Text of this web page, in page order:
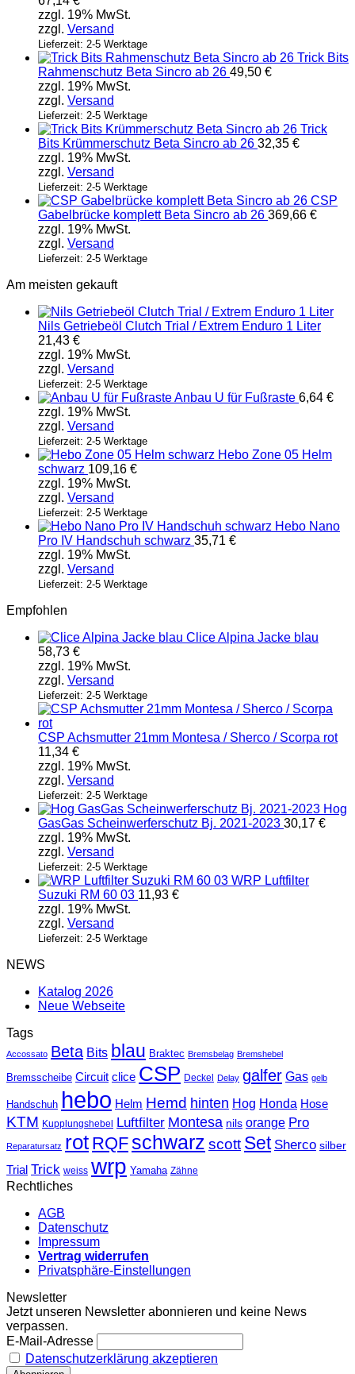
zzgl. 19% MwSt.
zzgl. Versand
Lieferzeit: 2-5 Werktage
Trick Bits
Rahmenschutz Beta Sincro ab 26 49,50 €
zzgl. 19% MwSt.
zzgl. Versand
Lieferzeit: 2-5 Werktage
Trick
Bits Krümmerschutz Beta Sincro ab 26 32,35 €
zzgl. 19% MwSt.
zzgl. Versand
Lieferzeit: 2-5 Werktage
CSP
Gabelbrücke komplett Beta Sincro ab 26 369,66 €
zzgl. 19% MwSt.
zzgl. Versand
Lieferzeit: 2-5 Werktage
Am meisten gekauft
Nils Getriebeöl Clutch Trial / Extrem Enduro 1 Liter
21,43 €
zzgl. 19% MwSt.
zzgl. Versand
Lieferzeit: 2-5 Werktage
Anbau U für Fußraste 6,64 €
zzgl. 19% MwSt.
zzgl. Versand
Lieferzeit: 2-5 Werktage
Hebo Zone 05 Helm
schwarz 109,16 €
zzgl. 19% MwSt.
zzgl. Versand
Lieferzeit: 2-5 Werktage
Hebo Nano
Pro IV Handschuh schwarz 35,71 €
zzgl. 19% MwSt.
zzgl. Versand
Lieferzeit: 2-5 Werktage
Empfohlen
Clice Alpina Jacke blau
58,73 €
zzgl. 19% MwSt.
zzgl. Versand
Lieferzeit: 2-5 Werktage
CSP Achsmutter 21mm Montesa / Sherco / Scorpa rot
11,34 €
zzgl. 19% MwSt.
zzgl. Versand
Lieferzeit: 2-5 Werktage
Hog
GasGas Scheinwerferschutz Bj. 2021-2023 30,17 €
zzgl. 19% MwSt.
zzgl. Versand
Lieferzeit: 2-5 Werktage
WRP Luftfilter
Suzuki RM 60 03 11,93 €
zzgl. 19% MwSt.
zzgl. Versand
Lieferzeit: 2-5 Werktage
NEWS
Katalog 2026
Neue Webseite
Tags
Accossato Beta Bits blau Braktec Bremsbelag Bremshebel
Bremsscheibe Circuit clice CSP Deckel Delay galfer Gas gelb
Handschuh hebo Helm Hemd hinten Hog Honda Hose
KTM Kupplungshebel Luftfilter Montesa nils orange Pro
Reparatursatz rot RQF schwarz scott Set Sherco silber
Trial Trick weiss wrp Yamaha Zähne
Rechtliches
AGB
Datenschutz
Impressum
Vertrag widerrufen
Privatsphäre-Einstellungen
Newsletter
Jetzt unseren Newsletter abonnieren und keine News
verpassen.
E-Mail-Adresse
Datenschutzerklärung akzeptieren